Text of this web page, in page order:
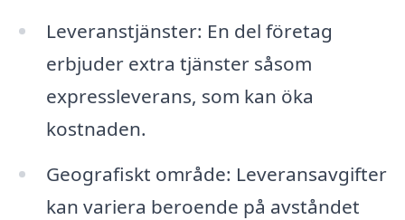
Leveranstjänster: En del företag
erbjuder extra tjänster såsom
expressleverans, som kan öka
kostnaden.
Geografiskt område: Leveransavgifter
kan variera beroende på avståndet